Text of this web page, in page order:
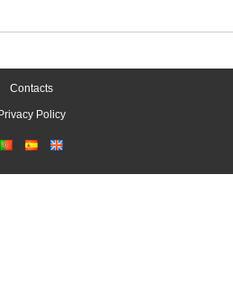
Contacts
Policy